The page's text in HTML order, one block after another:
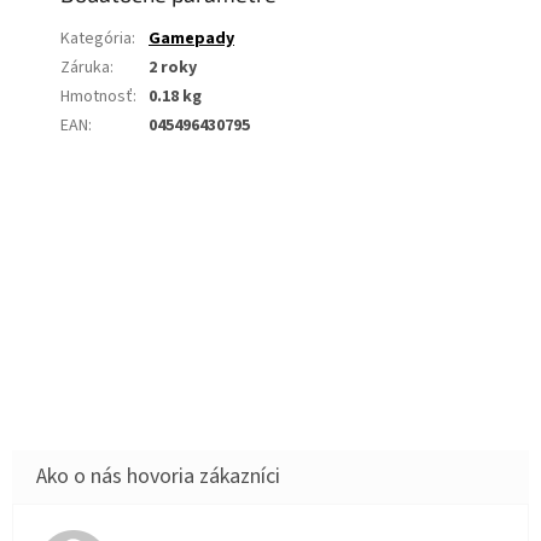
Kategória:
Gamepady
Záruka:
2 roky
Hmotnosť: 0.18 kg
EAN: 045496430795